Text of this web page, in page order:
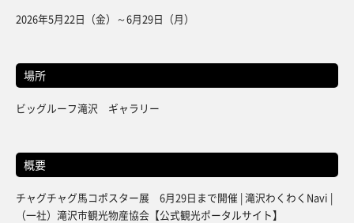
2026年5月22日（金）～6月29日（月）
場所
ビッグルーフ滝沢 ギャラリー
概要
チャグチャグ馬コポスター展 6月29日まで開催 | 滝沢わくわくNavi |
（一社）滝沢市観光物産協会【公式観光ポータルサイト】